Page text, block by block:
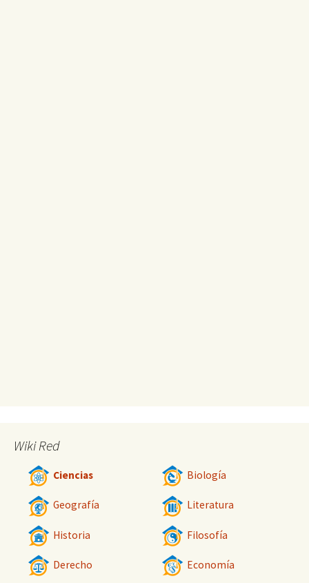
Wiki Red
Ciencias Biología
Geografía Literatura
Historia Filosofía
Derecho Economía